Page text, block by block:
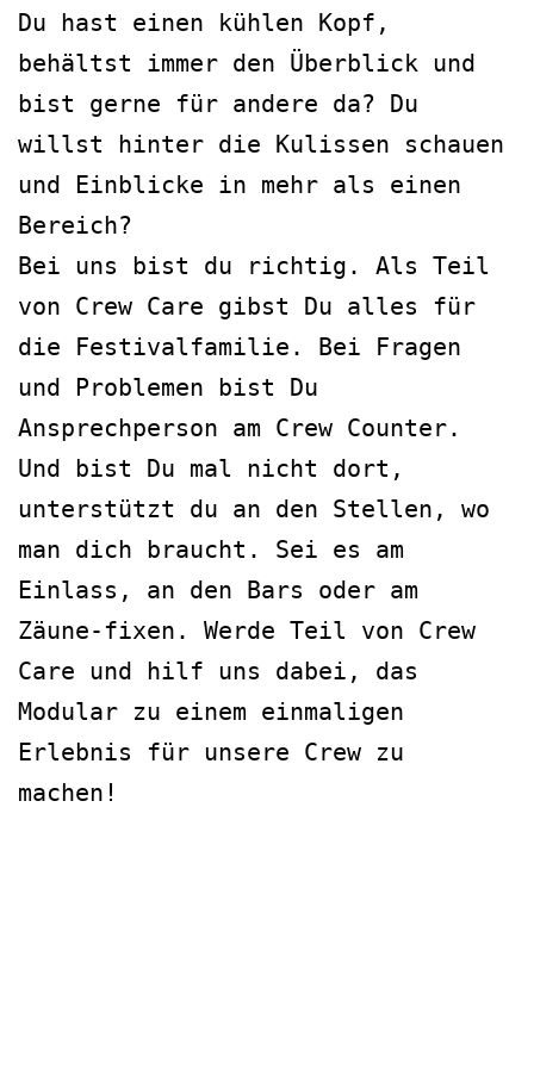
Du hast einen kühlen Kopf,
behältst immer den Überblick und
bist gerne für andere da? Du
willst hinter die Kulissen schauen
und Einblicke in mehr als einen
Bereich?
Bei uns bist du richtig. Als Teil
von Crew Care gibst Du alles für
die Festivalfamilie. Bei Fragen
und Problemen bist Du
Ansprechperson am Crew Counter.
Und bist Du mal nicht dort,
unterstützt du an den Stellen, wo
man dich braucht. Sei es am
Einlass, an den Bars oder am
Zäune-fixen. Werde Teil von Crew
Care und hilf uns dabei, das
Modular zu einem einmaligen
Erlebnis für unsere Crew zu
machen!